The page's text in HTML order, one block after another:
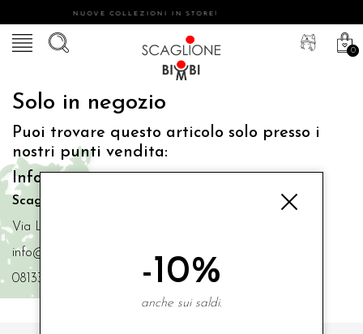
NUOVE COLLEZIONI IN STORE!
0
Solo in negozio
Puoi trovare questo articolo solo presso i
nostri punti vendita:
Info contatti
Scaglione Bimbi di Iacono Maria Angela
Via Luigi Mazzella,73 80077 Ischia
info@scaglionebimbi.com
0813331162
-10%
anche sui saldi.